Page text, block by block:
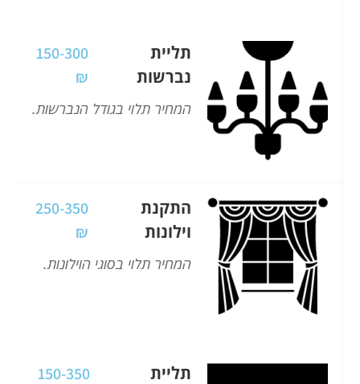
תליית
נברשות
150-300
₪
המחיר תלוי בגודל הנברשות.
התקנת
וילונות
250-350
₪
המחיר תלוי בסוגי הוילונות.
תליית
150-350